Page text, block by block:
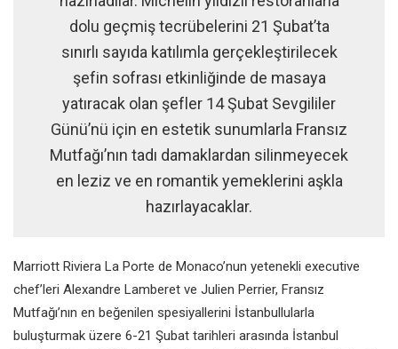
dolu geçmiş tecrübelerini 21 Şubat’ta
sınırlı sayıda katılımla gerçekleştirilecek
şefin sofrası etkinliğinde de masaya
yatıracak olan şefler 14 Şubat Sevgililer
Günü’nü için en estetik sunumlarla Fransız
Mutfağı’nın tadı damaklardan silinmeyecek
en leziz ve en romantik yemeklerini aşkla
hazırlayacaklar.
Marriott Riviera La Porte de Monaco’nun yetenekli executive
chef’leri Alexandre Lamberet ve Julien Perrier, Fransız
Mutfağı’nın en beğenilen spesiyallerini İstanbullularla
buluşturmak üzere 6-21 Şubat tarihleri arasında İstanbul